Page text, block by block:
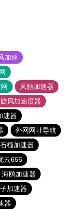
加速
风驰加速器
旋风加速度器
速器
外网网址导航
榴加速器
云666
海鸥加速器
加速器
器